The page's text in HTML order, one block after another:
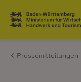
Zum Inhalt
Link zur
Pressemitteilungen